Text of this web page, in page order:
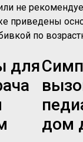
не
приведены
по
для
дом